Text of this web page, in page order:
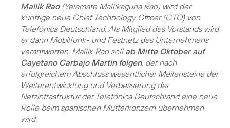
Mallik Rao(Yelamate Mallikarjuna Rao) wird der
künftige neue Chief Technology Officer (CTO) von
Telefónica Deutschland. Als Mitglied des Vorstands wird
er dann Mobilfunk- und Festnetz des Unternehmens
verantworten. Mallik Rao soll ab Mitte Oktober auf
Cayetano Carbajo Martin folgen, der nach
erfolgreichem Abschluss wesentlicher Meilensteine der
Weiterentwicklung und Verbesserung der
Netzinfrastruktur der Telefónica Deutschland eine neue
Rolle beim spanischen Mutterkonzern übernehmen
wird.